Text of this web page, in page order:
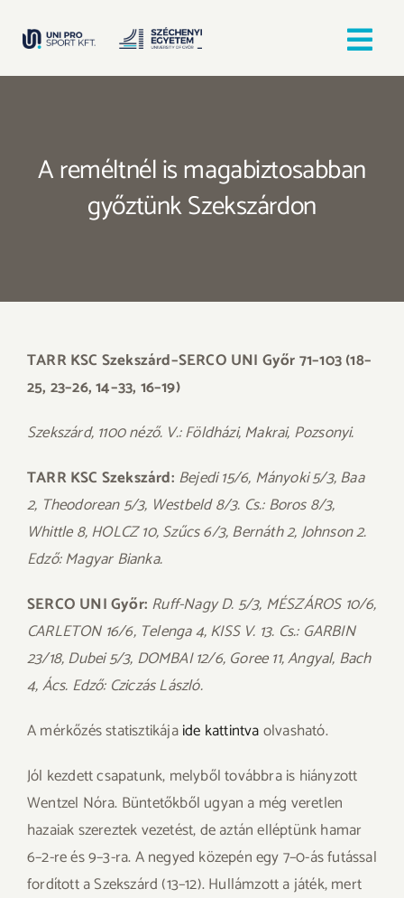
Egyesületek
Hírek, bejegyzések
A reméltnél is magabiztosabban
győztünk Szekszárdon
TARR KSC Szekszárd–SERCO UNI Győr 71–103 (18–
25, 23–26, 14–33, 16–19)
Szekszárd, 1100 néző. V.: Földházi, Makrai, Pozsonyi.
TARR KSC Szekszárd: Bejedi 15/6, Mányoki 5/3, Baa
2, Theodorean 5/3, Westbeld 8/3. Cs.: Boros 8/3,
Whittle 8, HOLCZ 10, Szűcs 6/3, Bernáth 2, Johnson 2.
Edző: Magyar Bianka.
SERCO UNI Győr: Ruff-Nagy D. 5/3, MÉSZÁROS 10/6,
CARLETON 16/6, Telenga 4, KISS V. 13. Cs.: GARBIN
23/18, Dubei 5/3, DOMBAI 12/6, Goree 11, Angyal, Bach
4, Ács. Edző: Cziczás László.
A mérkőzés statisztikájaide kattintvaolvasható.
Jól kezdett csapatunk, melyből továbbra is hiányzott
Wentzel Nóra. Büntetőkből ugyan a még veretlen
hazaiak szereztek vezetést, de aztán elléptünk hamar
6–2-re és 9–3-ra. A negyed közepén egy 7–0-ás futással
fordított a Szekszárd (13–12). Hullámzott a játék, mert